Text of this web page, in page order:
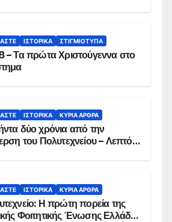
ΙΣΤΟΡΙΚΆ ΣΤΙΓΜΙΌΤΥΠΑ
– Τα πρώτα Χριστούγεννα στο
ΙΣΤΟΡΙΚΆ ΚΥΡΙΑ ΑΡΘΡΑ
δύο χρόνια από την
του Πολυτεχνείου – Λεπτό
ΙΣΤΟΡΙΚΆ ΚΥΡΙΑ ΑΡΘΡΑ
Η πρώτη πορεία της
Φοιτητικής Ένωσης Ελλάδος